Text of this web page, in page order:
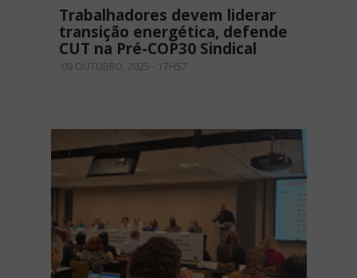
Trabalhadores devem liderar
transição energética, defende
CUT na Pré-COP30 Sindical
09 OUTUBRO, 2025 - 17H57